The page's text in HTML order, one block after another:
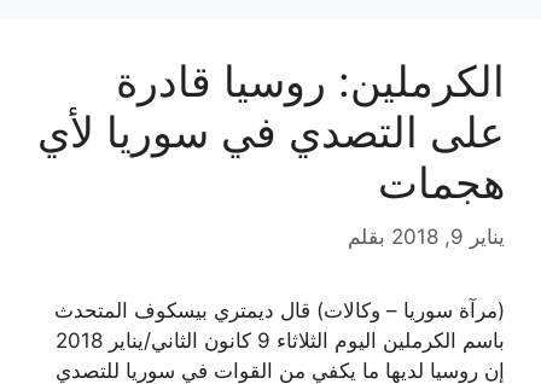
الكرملين: روسيا قادرة
على التصدي في سوريا لأي
هجمات
يناير 9, 2018 بقلم
(مرآة سوريا – وكالات) قال ديمتري بيسكوف المتحدث
باسم الكرملين اليوم الثلاثاء 9 كانون الثاني/يناير 2018
إن روسيا لديها ما يكفي من القوات في سوريا للتصدي